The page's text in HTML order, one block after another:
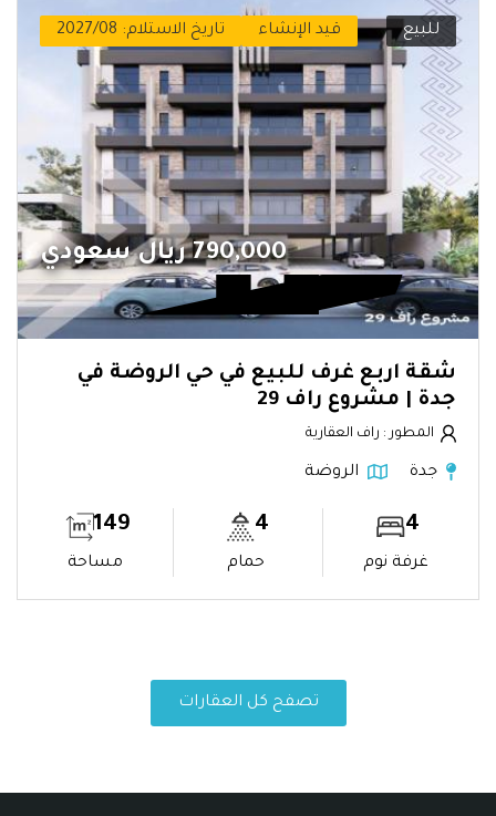
للبيع قيد الإنشاء تاريخ الاستلام: 2027/08
790,000 ريال سعودي
شقة اربع غرف للبيع في حي الروضة في
جدة | مشروع راف 29
المطور : راف العقارية
جدة الروضة
4
غرفة نوم
4
حمام
149
مساحة
تصفح كل العقارات